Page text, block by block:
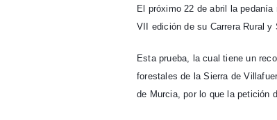
El próximo 22 de abril la
VII edición de su Carrera Rural y
Esta prueba, la cual tiene un
forestales de la Sierra de
de Murcia, por lo que la petición